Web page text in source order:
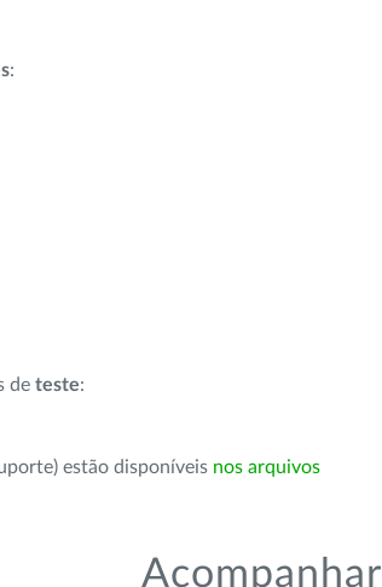
:
de teste:
estão disponíveis nos arquivos
Acompanhar